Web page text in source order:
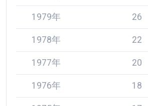
1979年 26
1978年 22
1977年 20
1976年 18